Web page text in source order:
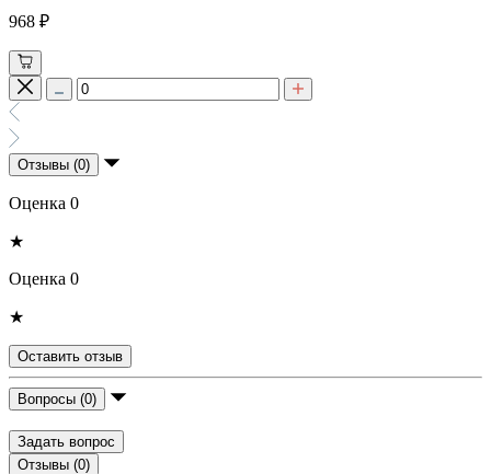
968 ₽
Отзывы (0)
Оценка 0
★
Оценка 0
★
Оставить отзыв
Вопросы (0)
Задать вопрос
Отзывы (0)